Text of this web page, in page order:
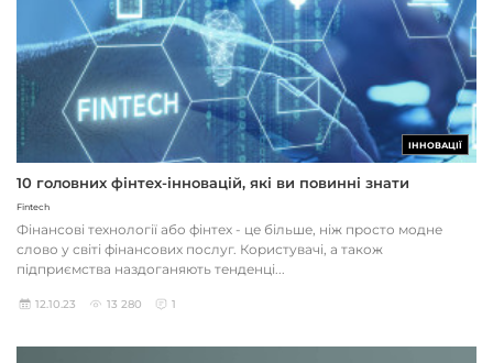
ІННОВАЦІЇ
10 головних фінтех-інновацій, які ви повинні знати
Fintech
Фінансові технології або фінтех - це більше, ніж просто модне
слово у світі фінансових послуг. Користувачі, а також
підприємства наздоганяють тенденці...
12.10.23 13 280 1